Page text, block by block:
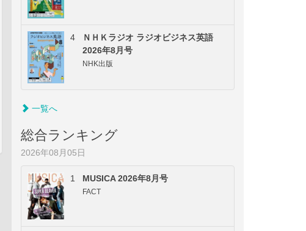
4
ＮＨＫラジオ ラジオビジネス英語
2026年8月号
NHK出版
一覧へ
総合ランキング
2026年08月05日
1 MUSICA 2026年8月号
FACT